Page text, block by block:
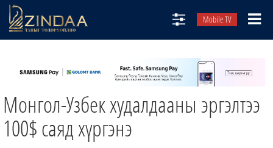
Mobile TV
ТВ8
ӨГЛӨӨНИЙ СОНИН
АУДИО ЗОХИОЛ
ЗИНДАА СЭТГҮҮЛ
Монгол-Узбек худалдааны эргэлтээ
100$ саяд хүргэнэ